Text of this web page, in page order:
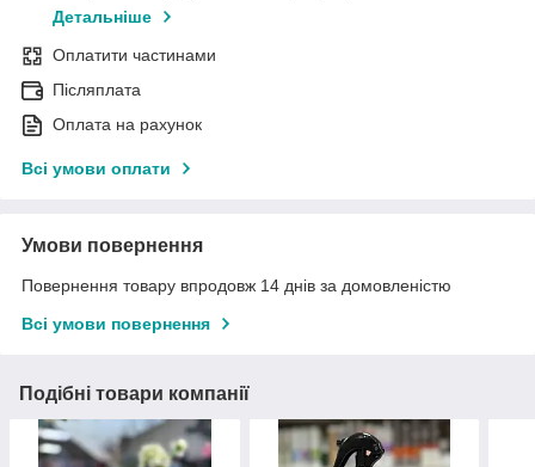
Детальніше
Оплатити частинами
Післяплата
Оплата на рахунок
Всі умови оплати
Умови повернення
Повернення товару впродовж 14 днів за домовленістю
Всі умови повернення
Подібні товари компанії